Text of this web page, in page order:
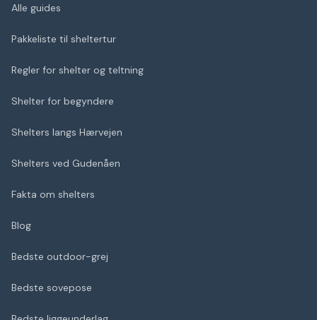
Alle guides
Pakkeliste til sheltertur
Regler for shelter og teltning
Shelter for begyndere
Shelters langs Hærvejen
Shelters ved Gudenåen
Fakta om shelters
Blog
Bedste outdoor-grej
Bedste sovepose